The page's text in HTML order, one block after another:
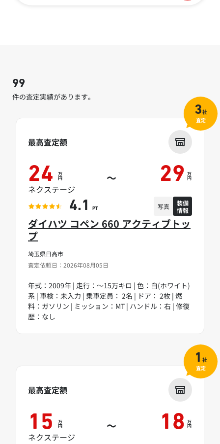
99
件の査定実績があります。
埼玉県日高市
査定依頼日：2026年08月05日
ダイハツ コペン 660 アクティブトッ
プ
年式：2009年 | 走行：～15万キロ | 色：白(ホワイト)
系 | 車検：未入力 | 乗車定員： 2名 | ドア： 2枚 | 燃
料：ガソリン | ミッション：MT | ハンドル：右 | 修復
歴：なし
最高査定額
24 万
円 ～ 29 万
円
ネクステージ
4.1 PT 写真
装備
情報
3社
査定
最高査定額
15 万
円 ～ 18 万
円
ネクステージ
1 社
査定